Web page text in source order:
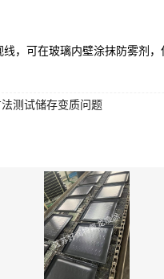
，可在玻璃内壁涂抹防雾剂，
测试储存变质问题